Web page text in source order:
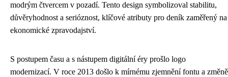
modrým čtvercem v pozadí. Tento design symbolizoval stabilitu,
důvěryhodnost a serióznost, klíčové atributy pro deník zaměřený na
ekonomické zpravodajství.
S postupem času a s nástupem digitální éry prošlo logo
modernizací. V roce 2013 došlo k mírnému zjemnění fontu a změně